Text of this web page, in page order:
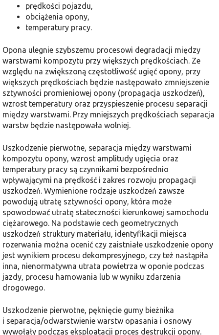
prędkości pojazdu,
obciążenia opony,
temperatury pracy.
Opona ulegnie szybszemu procesowi degradacji między
warstwami kompozytu przy większych prędkościach. Ze
względu na zwiększoną częstotliwość ugięć opony, przy
większych prędkościach będzie następowało zmniejszenie
sztywności promieniowej opony (propagacja uszkodzeń),
wzrost temperatury oraz przyspieszenie procesu separacji
między warstwami. Przy mniejszych prędkościach separacja
warstw będzie następowała wolniej.
Uszkodzenie pierwotne, separacja między warstwami
kompozytu opony, wzrost amplitudy ugięcia oraz
temperatury pracy są czynnikami bezpośrednio
wpływającymi na prędkość i zakres rozwoju propagacji
uszkodzeń. Wymienione rodzaje uszkodzeń zawsze
powodują utratę sztywności opony, która może
spowodować utratę stateczności kierunkowej samochodu
ciężarowego. Na podstawie cech geometrycznych
uszkodzeń struktury materiału, identyfikacji miejsca
rozerwania można ocenić czy zaistniałe uszkodzenie opony
jest wynikiem procesu dekompresyjnego, czy też nastąpiła
inna, nienormatywna utrata powietrza w oponie podczas
jazdy, procesu hamowania lub w wyniku zdarzenia
drogowego.
Uszkodzenie pierwotne, pęknięcie gumy bieżnika
i separacja/odwarstwienie warstw opasania i osnowy
wywołały podczas eksploatacji proces destrukcji opony.